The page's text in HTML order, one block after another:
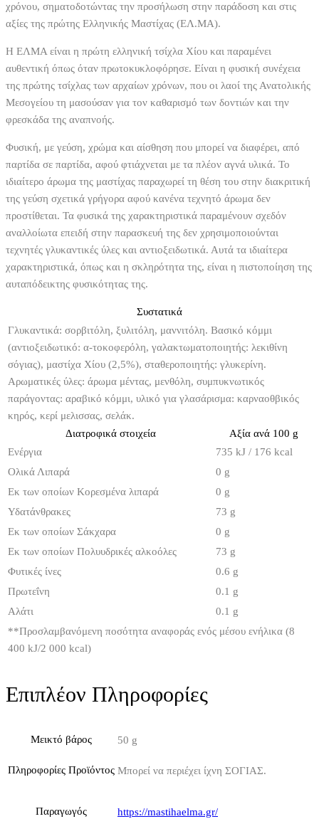
χρόνου, σηματοδοτώντας την προσήλωση στην παράδοση και στις
αξίες της πρώτης Ελληνικής Μαστίχας (ΕΛ.ΜΑ).
Η ΕΛΜΑ είναι η πρώτη ελληνική τσίχλα Χίου και παραμένει
αυθεντική όπως όταν πρωτοκυκλοφόρησε. Είναι η φυσική συνέχεια
της πρώτης τσίχλας των αρχαίων χρόνων, που οι λαοί της Ανατολικής
Μεσογείου τη μασούσαν για τον καθαρισμό των δοντιών και την
φρεσκάδα της αναπνοής.
Φυσική, με γεύση, χρώμα και αίσθηση που μπορεί να διαφέρει, από
παρτίδα σε παρτίδα, αφού φτιάχνεται με τα πλέον αγνά υλικά. Το
ιδιαίτερο άρωμα της μαστίχας παραχωρεί τη θέση του στην διακριτική
της γεύση σχετικά γρήγορα αφού κανένα τεχνητό άρωμα δεν
προστίθεται. Τα φυσικά της χαρακτηριστικά παραμένουν σχεδόν
αναλλοίωτα επειδή στην παρασκευή της δεν χρησιμοποιούνται
τεχνητές γλυκαντικές ύλες και αντιοξειδωτικά. Αυτά τα ιδιαίτερα
χαρακτηριστικά, όπως και η σκληρότητα της, είναι η πιστοποίηση της
αυταπόδεικτης φυσικότητας της.
Συστατικά
Γλυκαντικά: σορβιτόλη, ξυλιτόλη, μαννιτόλη. Βασικό κόμμι
(αντιοξειδωτικό: α-τοκοφερόλη, γαλακτωματοποιητής: λεκιθίνη
σόγιας), μαστίχα Χίου (2,5%), σταθεροποιητής: γλυκερίνη.
Αρωματικές ύλες: άρωμα μέντας, μενθόλη, συμπυκνωτικός
παράγοντας: αραβικό κόμμι, υλικό για γλασάρισμα: καρναοθβικός
κηρός, κερί μελισσας, σελάκ.
Διατροφικά στοιχεία
Αξία ανά 100 g
Ενέργια
735 kJ / 176 kcal
Ολικά Λιπαρά
0 g
Εκ των οποίων Κορεσμένα λιπαρά
0 g
Υδατάνθρακες
73 g
Εκ των οποίων Σάκχαρα
0 g
Εκ των οποίων Πολυυδρικές αλκοόλες
73 g
Φυτικές ίνες
0.6 g
Πρωτεΐνη
0.1 g
Αλάτι
0.1 g
**Προσλαμβανόμενη ποσότητα αναφοράς ενός μέσου ενήλικα (8
400 kJ/2 000 kcal)
Επιπλέον Πληροφορίες
Μεικτό βάρος 50 g
Πληροφορίες Προϊόντος Μπορεί να περιέχει ίχνη ΣΟΓΙΑΣ.
Παραγωγός https://mastihaelma.gr/